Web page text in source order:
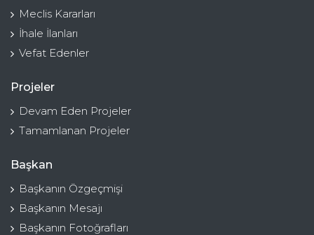
Meclis Kararları
İhale İlanları
Vefat Edenler
Projeler
Devam Eden Projeler
Tamamlanan Projeler
Başkan
Başkanın Özgeçmişi
Başkanın Mesajı
Başkanın Fotoğrafları